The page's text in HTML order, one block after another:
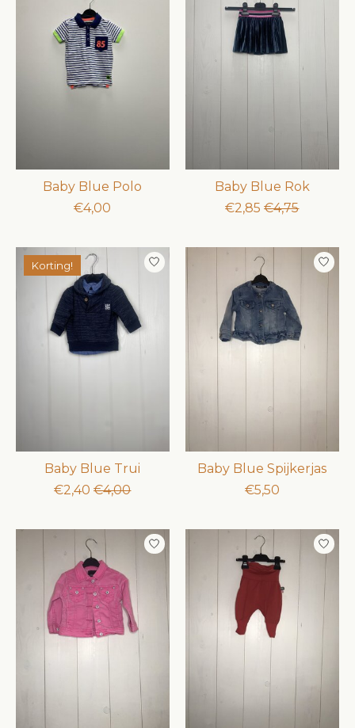
Baby Blue Polo
€4,00
Baby Blue Rok
€2,85 €4,75
Korting!
Baby Blue Trui
€2,40 €4,00
Baby Blue Spijkerjas
€5,50